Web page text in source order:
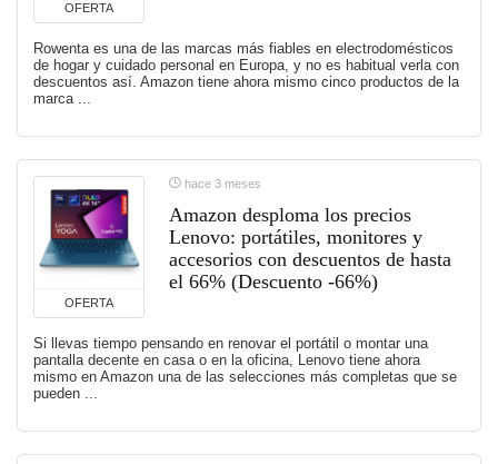
OFERTA
Rowenta es una de las marcas más fiables en electrodomésticos
de hogar y cuidado personal en Europa, y no es habitual verla con
descuentos así. Amazon tiene ahora mismo cinco productos de la
marca ...
OFERTA
hace 3 meses
Amazon desploma los precios
Lenovo: portátiles, monitores y
accesorios con descuentos de hasta
el 66% (Descuento -66%)
Si llevas tiempo pensando en renovar el portátil o montar una
pantalla decente en casa o en la oficina, Lenovo tiene ahora
mismo en Amazon una de las selecciones más completas que se
pueden ...